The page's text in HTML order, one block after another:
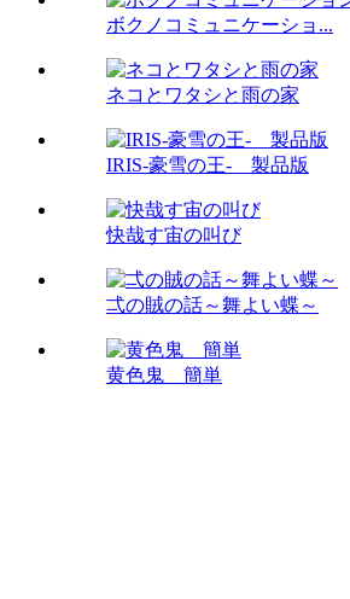
ボクノコミュニケーショ...
ネコとワタシと雨の家
IRIS-豪雪の王- 製品版
快哉す宙の叫び
弌の賊の話～舞よい蝶～
黄色鬼 簡単